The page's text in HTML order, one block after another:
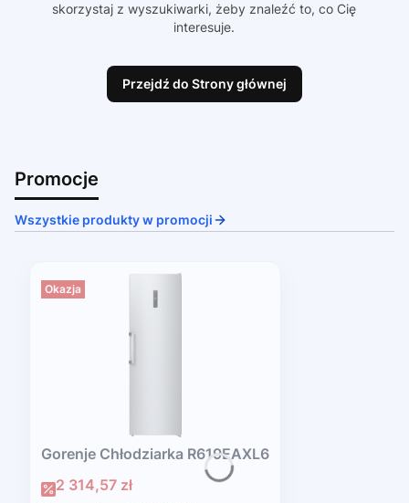
skorzystaj z wyszukiwarki, żeby znaleźć to, co Cię
interesuje.
Przejdź do Strony głównej
Promocje
Wszystkie produkty w promocji
Okazja
Gorenje Chłodziarka R619EAXL6
Cena promocyjna
2 314,57 zł